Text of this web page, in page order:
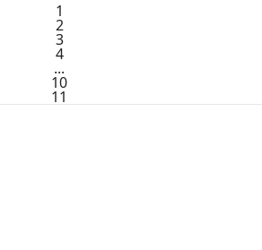
1
2
3
4
...
10
11